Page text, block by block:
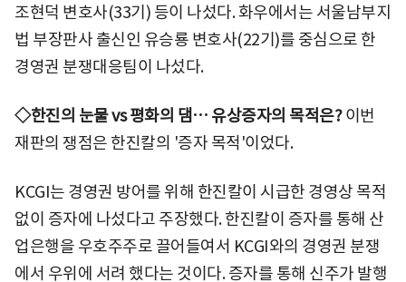
조현덕 변호사(33기) 등이 나섰다. 화우에서는 서울남부지
법 부장판사 출신인 유승룡 변호사(22기)를 중심으로 한
경영권 분쟁대응팀이 나섰다.
◇한진의 눈물 vs 평화의 댐… 유상증자의 목적은?이번
재판의 쟁점은 한진칼의 '증자 목적'이었다.
KCGI는 경영권 방어를 위해 한진칼이 시급한 경영상 목적
없이 증자에 나섰다고 주장했다. 한진칼이 증자를 통해 산
업은행을 우호주주로 끌어들여서 KCGI와의 경영권 분쟁
에서 우위에 서려 했다는 것이다. 증자를 통해 신주가 발행